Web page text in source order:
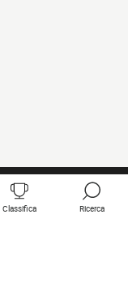
Classifica Ricerca